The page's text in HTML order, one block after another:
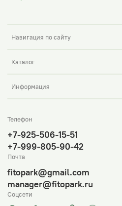
Навигация по сайту
Каталог
Информация
Телефон
+7-925-506-15-51
+7-999-805-90-42
Почта
fitopark@gmail.com
manager@fitopark.ru
Соцсети